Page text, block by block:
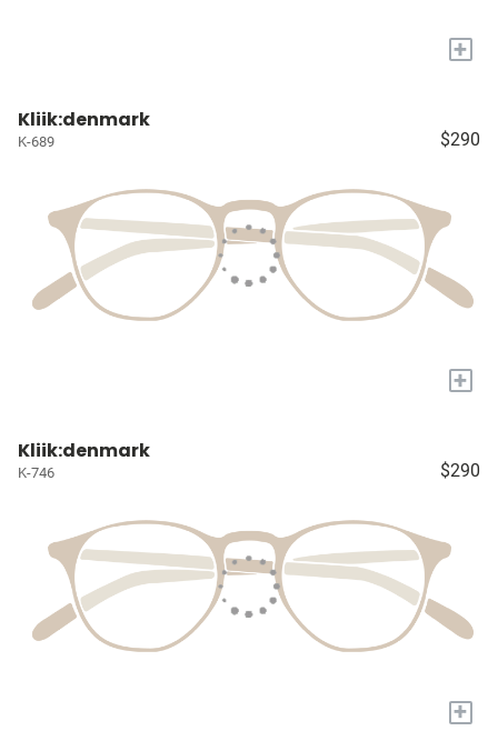
+
Kliik:denmark
K-689 $290
+
Kliik:denmark
K-746 $290
+